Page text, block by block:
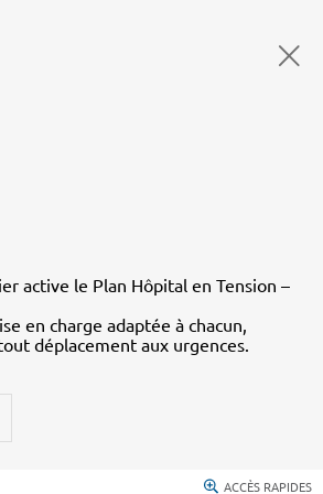
active le Plan Hôpital en Tension –
en charge adaptée à chacun,
déplacement aux urgences.
ACCÈS RAPIDES